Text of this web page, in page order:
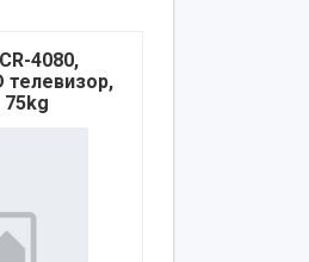
4080,
телевизор,
75kg